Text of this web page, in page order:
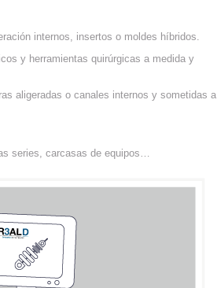
internos, insertos o moldes híbridos.
y herramientas quirúrgicas a medida y
aligeradas o canales internos y sometidas a
series, carcasas de equipos…